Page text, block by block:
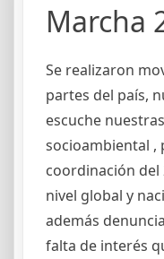
Marcha
Se realizaron
partes del país,
escuche
socioambiental ,
coordinación del
nivel global y
además
falta de interés